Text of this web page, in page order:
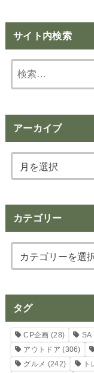
サイト内検索
アーカイブ
カテゴリー
タグ
CP企画 (28) SA
アウトドア (306)
グルメ (242) ト